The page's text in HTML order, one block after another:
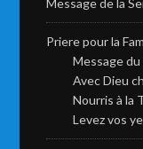
Message de la
Priere pour la
Message du
Avec Dieu
Nourris à la
Levez vos